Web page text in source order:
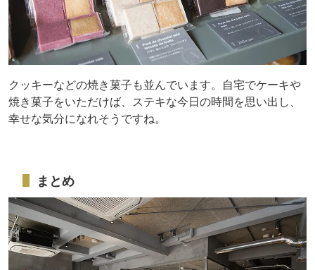
クッキーなどの焼き菓子も並んでいます。自宅でケーキや
焼き菓子をいただけば、ステキな今日の時間を思い出し、
幸せな気分になれそうですね。
まとめ